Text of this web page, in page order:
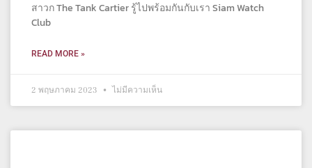
สาวก The Tank Cartier รู้ไปพร้อมกันกับเรา Siam Watch
Club
READ MORE »
2 พฤษภาคม 2023 ไม่มีความเห็น